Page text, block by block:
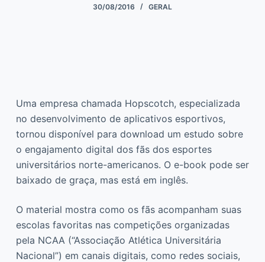
30/08/2016 GERAL
Uma empresa chamada Hopscotch, especializada
no desenvolvimento de aplicativos esportivos,
tornou disponível para download um estudo sobre
o engajamento digital dos fãs dos esportes
universitários norte-americanos. O e-book pode ser
baixado de graça, mas está em inglês.
O material mostra como os fãs acompanham suas
escolas favoritas nas competições organizadas
pela NCAA (“Associação Atlética Universitária
Nacional”) em canais digitais, como redes sociais,